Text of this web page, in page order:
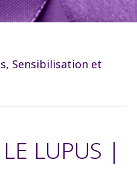
, Sensibilisation et
LUPUS |